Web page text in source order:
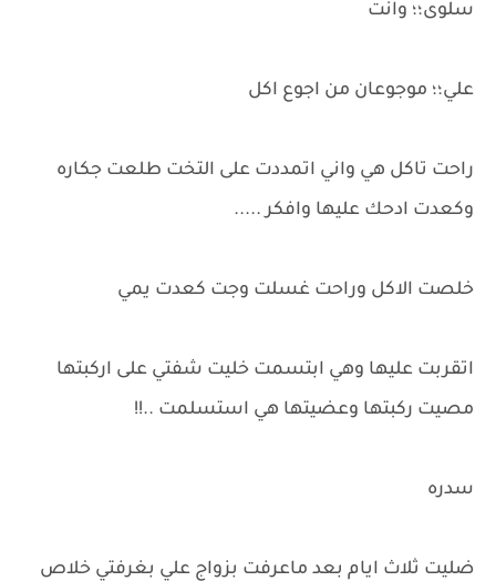
سلوى؛؛ وانت
علي؛؛ موجوعان من اجوع اكل
راحت تاكل هي واني اتمددت على التخت طلعت جكاره
وكعدت ادحك عليها وافكر .....
خلصت الاكل وراحت غسلت وجت كعدت يمي
اتقربت عليها وهي ابتسمت خليت شفتي على اركبتها
مصيت ركبتها وعضيتها هي استسلمت ..!!
سدره
ضليت ثلاث ايام بعد ماعرفت بزواج علي بغرفتي خلاص